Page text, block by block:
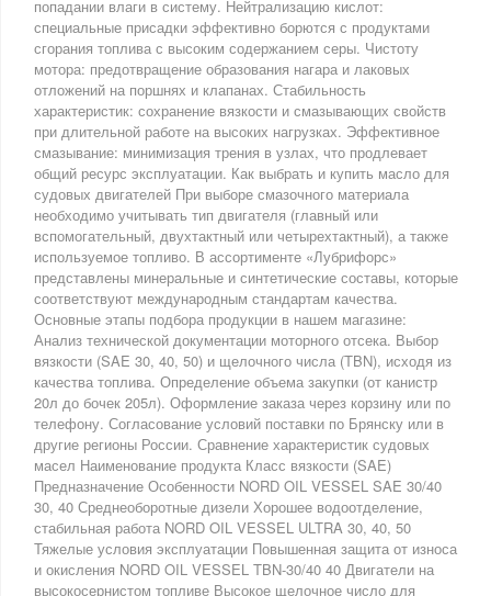
попадании влаги в систему. Нейтрализацию кислот:
специальные присадки эффективно борются с продуктами
сгорания топлива с высоким содержанием серы. Чистоту
мотора: предотвращение образования нагара и лаковых
отложений на поршнях и клапанах. Стабильность
характеристик: сохранение вязкости и смазывающих свойств
при длительной работе на высоких нагрузках. Эффективное
смазывание: минимизация трения в узлах, что продлевает
общий ресурс эксплуатации. Как выбрать и купить масло для
судовых двигателей При выборе смазочного материала
необходимо учитывать тип двигателя (главный или
вспомогательный, двухтактный или четырехтактный), а также
используемое топливо. В ассортименте «Лубрифорс»
представлены минеральные и синтетические составы, которые
соответствуют международным стандартам качества.
Основные этапы подбора продукции в нашем магазине:
Анализ технической документации моторного отсека. Выбор
вязкости (SAE 30, 40, 50) и щелочного числа (TBN), исходя из
качества топлива. Определение объема закупки (от канистр
20л до бочек 205л). Оформление заказа через корзину или по
телефону. Согласование условий поставки по Брянску или в
другие регионы России. Сравнение характеристик судовых
масел Наименование продукта Класс вязкости (SAE)
Предназначение Особенности NORD OIL VESSEL SAE 30/40
30, 40 Среднеоборотные дизели Хорошее водоотделение,
стабильная работа NORD OIL VESSEL ULTRA 30, 40, 50
Тяжелые условия эксплуатации Повышенная защита от износа
и окисления NORD OIL VESSEL TBN-30/40 40 Двигатели на
высокосернистом топливе Высокое щелочное число для